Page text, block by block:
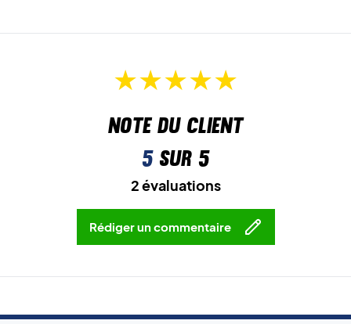
Note du client
5sur 5
2 évaluations
Rédiger un commentaire